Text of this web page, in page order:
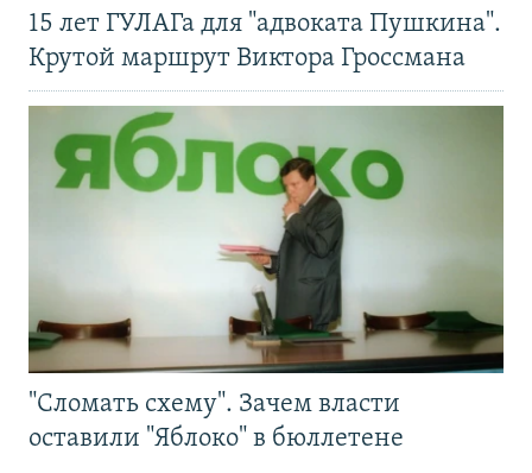
15 лет ГУЛАГа для "адвоката Пушкина".
Крутой маршрут Виктора Гроссмана
"Сломать схему". Зачем власти
оставили "Яблоко" в бюллетене